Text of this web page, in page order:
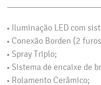
Iluminação LED com
Conexão Borden (2
Spray Triplo;
Sistema de encaixe de
Rolamento Cerâmico;